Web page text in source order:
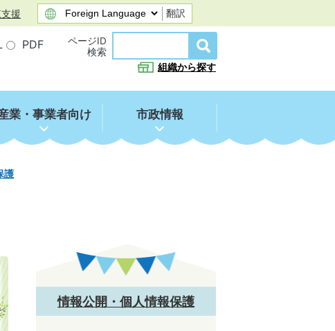
援 翻訳
PDF
ページID
検索
組織から探す
業・事業者向け 市政情報
護
情報公開・個人情報保護